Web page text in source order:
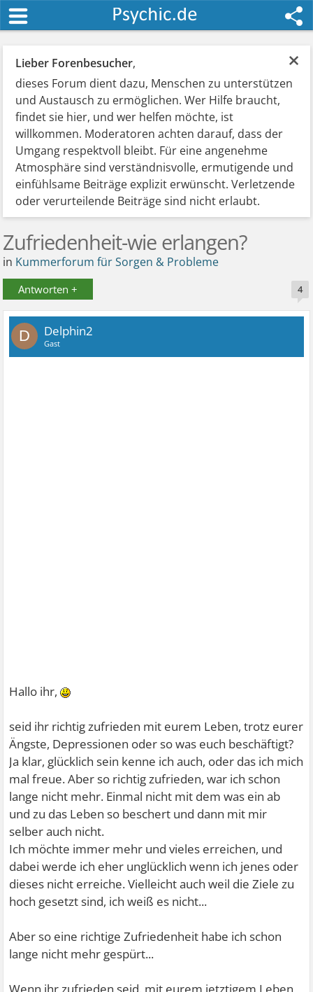
×
Lieber Forenbesucher,
dieses Forum dient dazu, Menschen zu unterstützen
und Austausch zu ermöglichen. Wer Hilfe braucht,
findet sie hier, und wer helfen möchte, ist
willkommen. Moderatoren achten darauf, dass der
Umgang respektvoll bleibt. Für eine angenehme
Atmosphäre sind verständnisvolle, ermutigende und
einfühlsame Beiträge explizit erwünscht. Verletzende
oder verurteilende Beiträge sind nicht erlaubt.
Zufriedenheit-wie erlangen?
in Kummerforum für Sorgen & Probleme
Antworten + 4
D Delphin2
Gast
Hallo ihr,
seid ihr richtig zufrieden mit eurem Leben, trotz eurer
Ängste, Depressionen oder so was euch beschäftigt?
Ja klar, glücklich sein kenne ich auch, oder das ich mich
mal freue. Aber so richtig zufrieden, war ich schon
lange nicht mehr. Einmal nicht mit dem was ein ab
und zu das Leben so beschert und dann mit mir
selber auch nicht.
Ich möchte immer mehr und vieles erreichen, und
dabei werde ich eher unglücklich wenn ich jenes oder
dieses nicht erreiche. Vielleicht auch weil die Ziele zu
hoch gesetzt sind, ich weiß es nicht...
Aber so eine richtige Zufriedenheit habe ich schon
lange nicht mehr gespürt...